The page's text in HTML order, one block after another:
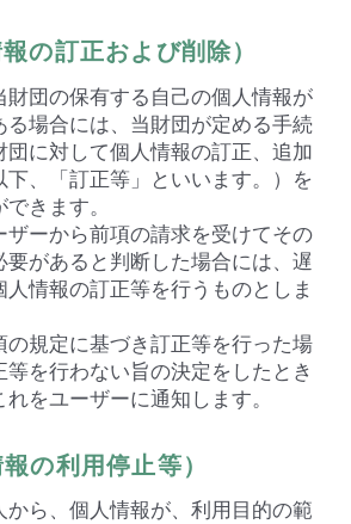
の訂正および削除）
財団の保有する自己の個人情報が
る場合には、当財団が定める手続
団に対して個人情報の訂正、追加
下、「訂正等」といいます。）を
きます。
ザーから前項の請求を受けてその
要があると判断した場合には、遅
情報の訂正等を行うものとしま
の規定に基づき訂正等を行った場
等を行わない旨の決定をしたとき
をユーザーに通知します。
の利用停止等）
から、個人情報が、利用目的の範